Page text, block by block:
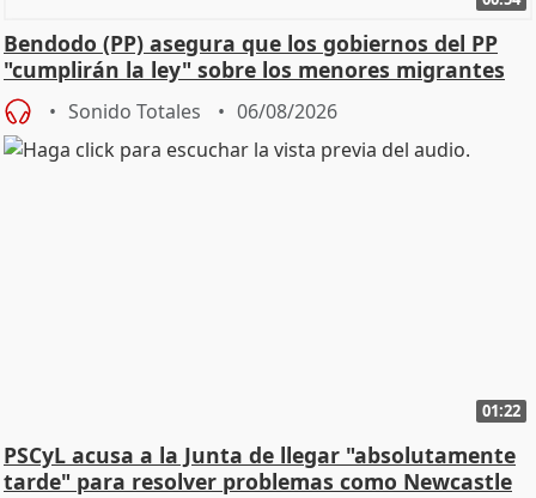
Bendodo (PP) asegura que los gobiernos del PP
"cumplirán la ley" sobre los menores migrantes
Sonido Totales 06/08/2026
01:22
PSCyL acusa a la Junta de llegar "absolutamente
tarde" para resolver problemas como Newcastle